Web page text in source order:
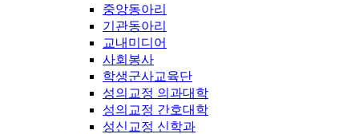
중앙동아리
기관동아리
교내미디어
사회봉사
학생군사교육단
성의교정 의과대학
성의교정 간호대학
성신교정 신학과